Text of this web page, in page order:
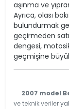
aşınma ve
Ayrıca, olası
bulundurmak
geçirmeden
dengesi,
geçmişine
2007 model
ve teknik veriler